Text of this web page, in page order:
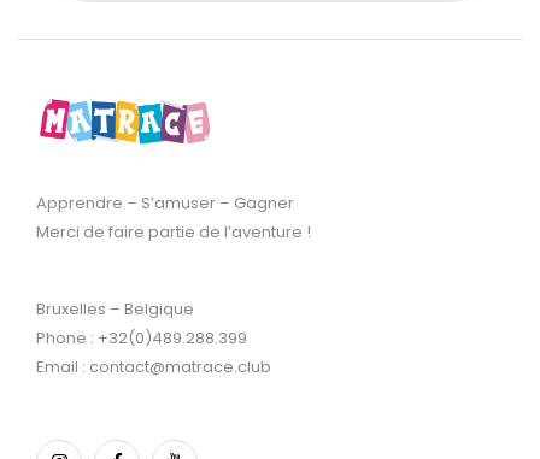
Apprendre – S’amuser – Gagner
Merci de faire partie de l’aventure !
Bruxelles – Belgique
Phone : +32(0)489.288.399
Email : contact@matrace.club